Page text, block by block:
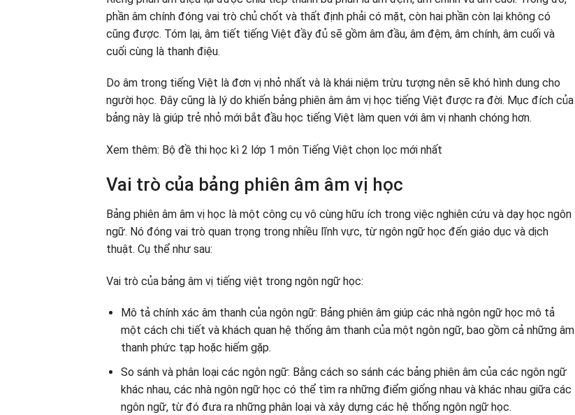
Bé có các kiến thức hữu ích về đời sống xung quanh
Bé tự tin giao tiếp khi học với VShining Home – Gia đình Anh Ngữ
phần âm chính đóng vai trò chủ chốt và thất định phải có mặt, còn hai phần còn lại không có
cũng được. Tóm lại, âm tiết tiếng Việt đầy đủ sẽ gồm âm đầu, âm đệm, âm chính, âm cuối và
cuối cùng là thanh điệu.
Do âm trong tiếng Việt là đơn vị nhỏ nhất và là khái niệm trừu tượng nên sẽ khó hình dung cho
người học. Đây cũng là lý do khiến bảng phiên âm âm vị học tiếng Việt được ra đời. Mục đích của
bảng này là giúp trẻ nhỏ mới bắt đầu học tiếng Việt làm quen với âm vị nhanh chóng hơn.
Xem thêm: Bộ đề thi học kì 2 lớp 1 môn Tiếng Việt chọn lọc mới nhất
Vai trò của bảng phiên âm âm vị học
Bảng phiên âm âm vị học là một công cụ vô cùng hữu ích trong việc nghiên cứu và dạy học ngôn
ngữ. Nó đóng vai trò quan trọng trong nhiều lĩnh vực, từ ngôn ngữ học đến giáo dục và dịch
thuật. Cụ thể như sau:
Vai trò của bảng âm vị tiếng việt trong ngôn ngữ học:
Mô tả chính xác âm thanh của ngôn ngữ: Bảng phiên âm giúp các nhà ngôn ngữ học mô tả
một cách chi tiết và khách quan hệ thống âm thanh của một ngôn ngữ, bao gồm cả những âm
thanh phức tạp hoặc hiếm gặp.
So sánh và phân loại các ngôn ngữ: Bằng cách so sánh các bảng phiên âm của các ngôn ngữ
khác nhau, các nhà ngôn ngữ học có thể tìm ra những điểm giống nhau và khác nhau giữa các
ngôn ngữ, từ đó đưa ra những phân loại và xây dựng các hệ thống ngôn ngữ học.